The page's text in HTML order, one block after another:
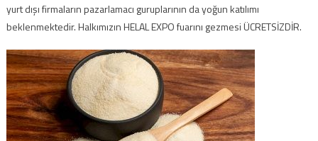
yurt dışı firmaların pazarlamacı guruplarının da yoğun katılımı
beklenmektedir. Halkımızın HELAL EXPO fuarını gezmesi ÜCRETSİZDİR.